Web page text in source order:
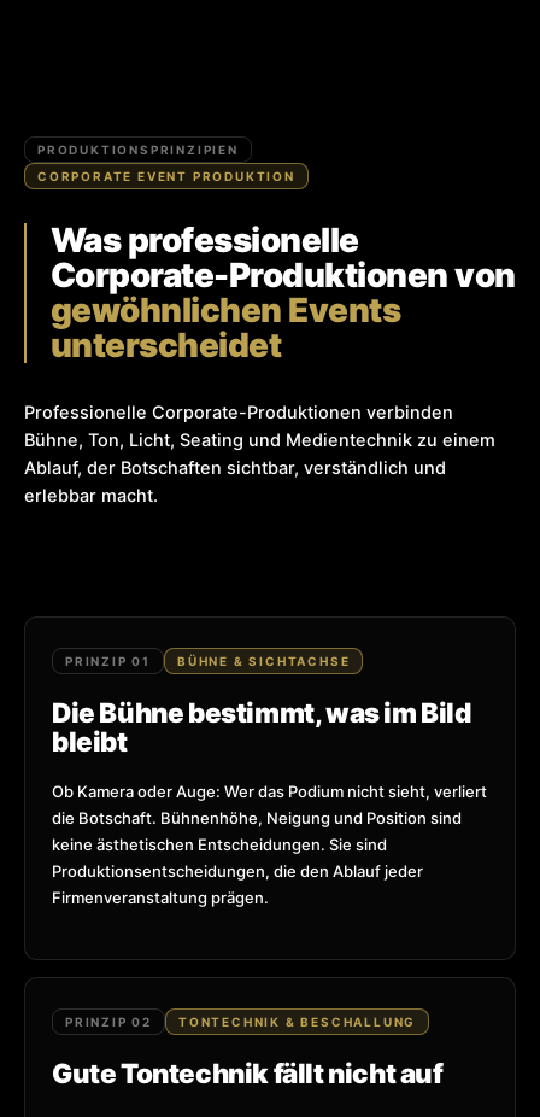
PRODUKTIONSPRINZIPIEN
CORPORATE EVENT PRODUKTION
Was professionelle
Corporate-Produktionen von
gewöhnlichen Events
unterscheidet
Professionelle Corporate-Produktionen verbinden
Bühne, Ton, Licht, Seating und Medientechnik zu einem
Ablauf, der Botschaften sichtbar, verständlich und
erlebbar macht.
PRINZIP 01 BÜHNE & SICHTACHSE
Die Bühne bestimmt, was im Bild
bleibt
Ob Kamera oder Auge: Wer das Podium nicht sieht, verliert
die Botschaft. Bühnenhöhe, Neigung und Position sind
keine ästhetischen Entscheidungen. Sie sind
Produktionsentscheidungen, die den Ablauf jeder
Firmenveranstaltung prägen.
PRINZIP 02 TONTECHNIK & BESCHALLUNG
Gute Tontechnik fällt nicht auf